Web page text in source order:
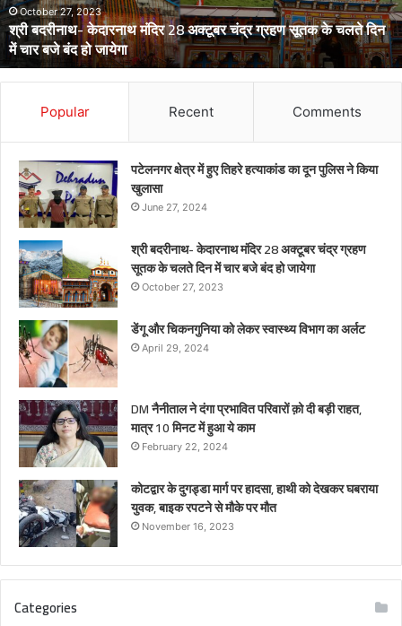
का
अर्लटApril 29, 2024
डेंगू और चिकनगुनिया को लेकर स्वास्थ्य विभाग का अर्लट
Popular Recent Comments
पटेलनगर क्षेत्र में हुए तिहरे हत्याकांड का दून पुलिस ने किया
खुलासा
June 27, 2024
श्री बदरीनाथ- केदारनाथ मंदिर 28 अक्टूबर चंद्र ग्रहण
सूतक के चलते दिन में चार बजे बंद हो जायेगा
October 27, 2023
डेंगू और चिकनगुनिया को लेकर स्वास्थ्य विभाग का अर्लट
April 29, 2024
DM नैनीताल ने दंगा प्रभावित परिवारों क़ो दी बड़ी राहत,
मात्र 10 मिनट में हुआ ये काम
February 22, 2024
कोटद्वार के दुगड्डा मार्ग पर हादसा, हाथी को देखकर घबराया
युवक, बाइक रपटने से मौके पर मौत
November 16, 2023
Categories